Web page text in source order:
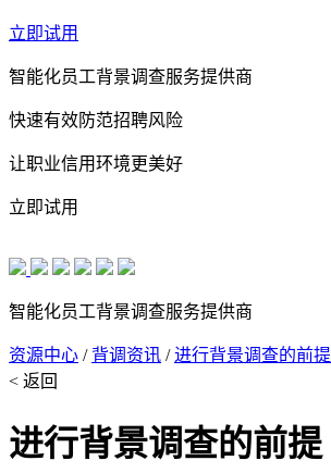
立即试用
智能化员工背景调查服务提供商
快速有效防范招聘风险
让职业信用环境更美好
立即试用
智能化员工背景调查服务提供商
资源中心 / 背调资讯 /进行背景调查的前提
< 返回
进行背景调查的前提